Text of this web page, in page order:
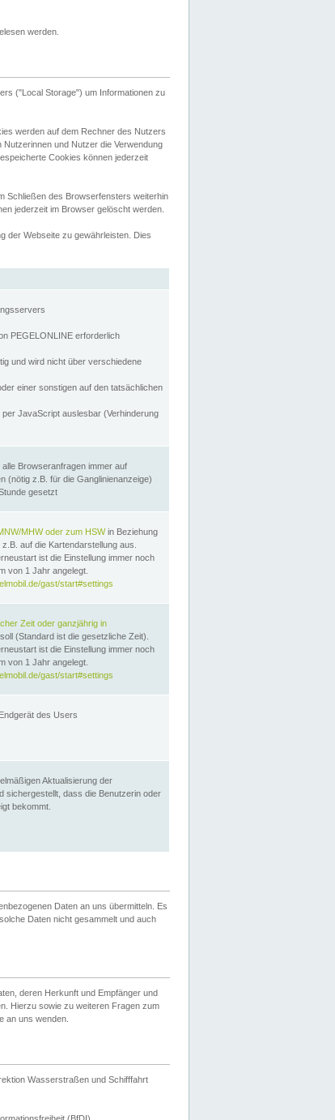
werden.
("Local Storage") um Informationen zu
werden auf dem Rechner des Nutzers
und Nutzer die Verwendung
Cookies können jederzeit
Schließen des Browserfensters weiterhin
jederzeit im Browser gelöscht werden.
der Webseite zu gewährleisten. Dies
PEGELONLINE erforderlich
und wird nicht über verschiedene
einer sonstigen auf den tatsächlichen
JavaScript auslesbar (Verhinderung
Browseranfragen immer auf
(nötig z.B. für die Ganglinienanzeige)
gesetzt
MHW oder zum HSWin Beziehung
auf die Kartendarstellung aus.
ist die Einstellung immer noch
von 1 Jahr angelegt.
gast/start#settings
Zeit oder ganzjährig in
(Standard ist die gesetzliche Zeit).
ist die Einstellung immer noch
von 1 Jahr angelegt.
gast/start#settings
des Users
Aktualisierung der
sichergestellt, dass die Benutzerin oder
bekommt.
Daten an uns übermitteln. Es
Daten nicht gesammelt und auch
deren Herkunft und Empfänger und
Hierzu sowie zu weiteren Fragen zum
an uns wenden.
Wasserstraßen und Schifffahrt